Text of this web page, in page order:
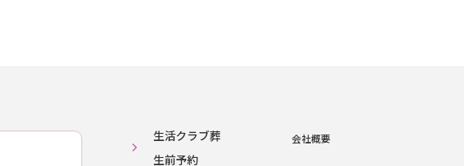
生活クラブ葬
生前予約
会社概要